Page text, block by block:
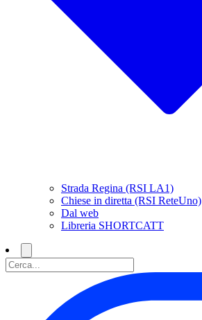
Strada Regina (RSI LA1)
Chiese in diretta (RSI ReteUno)
Dal web
Libreria SHORTCATT